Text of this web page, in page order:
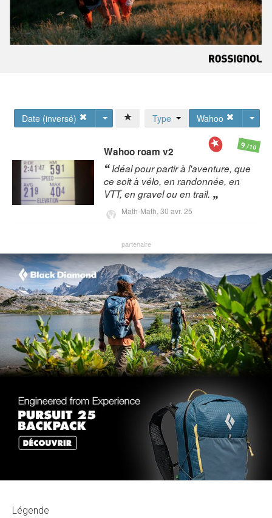
Date (inversé) Wahoo
Type
Wahoo roam v2
Idéal pour partir à l'aventure, que
ce soit à vélo, en randonnée, en
VTT, en gravel ou en trail.
Math-Math, 30 avr. 25
9/10
Légende